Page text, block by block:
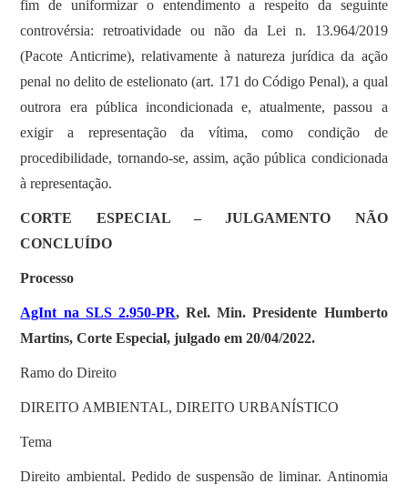
fim de uniformizar o entendimento a respeito da seguinte
controvérsia: retroatividade ou não da Lei n. 13.964/2019
(Pacote Anticrime), relativamente à natureza jurídica da ação
penal no delito de estelionato (art. 171 do Código Penal), a qual
outrora era pública incondicionada e, atualmente, passou a
exigir a representação da vítima, como condição de
procedibilidade, tornando-se, assim, ação pública condicionada
à representação.
CORTE ESPECIAL – JULGAMENTO NÃO
CONCLUÍDO
Processo
AgInt na SLS 2.950-PR, Rel. Min. Presidente Humberto
Martins, Corte Especial, julgado em 20/04/2022.
Ramo do Direito
DIREITO AMBIENTAL, DIREITO URBANÍSTICO
Tema
Direito ambiental. Pedido de suspensão de liminar. Antinomia